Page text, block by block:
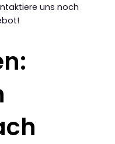
uns noch